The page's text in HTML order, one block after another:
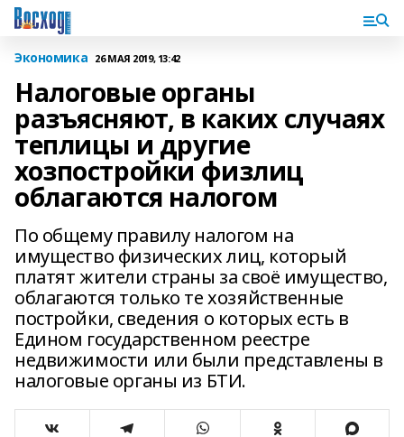
Экономика 26 МАЯ 2019, 13:42
Налоговые органы
разъясняют, в каких случаях
теплицы и другие
хозпостройки физлиц
облагаются налогом
По общему правилу налогом на
имущество физических лиц, который
платят жители страны за своё имущество,
облагаются только те хозяйственные
постройки, сведения о которых есть в
Едином государственном реестре
недвижимости или были представлены в
налоговые органы из БТИ.